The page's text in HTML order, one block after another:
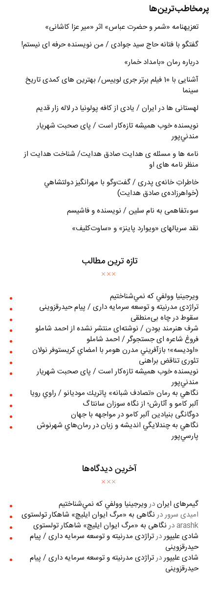
پرمخاطب‌ترین‌ها
تعزیه‎نامه‏ «شمر و حضرت عباس» اثر «میر عزا کاشانی»
گفتگو با فتانه حاج سید جوادی / من نویسنده حرفه ای نیستم!
درباره رمان «بامداد خمار»
آشنایی با 10 فیلم برتر جری لوییس/ بهترین های کمدی تاریخ
سینما
لهستانی ها در ایران / یادی از کافه پولونیا در لاله زار قدیم
نويسنده خوب هميشه تازه‌كار است / پای صحبت شهريار
مندني‌پور
نامه ها و مسئله ی هدایت صادق هدایت/ شناخت هدایت از
منظر نامه های او
خاطراتِ خانه‌ی پدری / گفت‌وگو با مهرانگيز دولتشاهي
(خواهرزاده‌ی صادق هدايت)
سوءتفاهمی به نام سلین / نویسنده و فاشیسم
نقد سریالهای «ویوارد پاینز» و «ساوت‌کلیف»
تازه ترین مطالب
ويرجينيا وولفي كه نمي‌شناختيم
تراژدی مدرنیته و توسعه سرمایه داری / پیام حیدرقزوینی
سقوط در چاه بی‌منطقی
شرف هنرمند بودن / نوشته‌ای منتشر نشده از احمد شاملو
فروغ شاعره ای جستجوگر / احمد شاملو
«اوديسه»؛ بازآفريني مدرن هومر با امضاي كريستوفر نولان
تئوری تناقض براهنی
نويسنده خوب هميشه تازه‌كار است / پای صحبت شهريار
مندني‌پور
نگاهي به رمان «تصادف شبانه» پاتريك موديانو / راوي رويا
آلبر کامو و آثارش؛ از نگاه سوزان سانتاگ
دوگانگی بنیادین آلبر کامو در مواجهه با جهان
نگاهي به چندلايگي انديشه و زبان در رمان‌هاي شهرنوش
پارسي‌پور
آخرین دیدگاه‌ها
گیمرهای ایراندرويرجينيا وولفي كه نمي‌شناختيم
امیدی سروردر نگاهی به «مرگ ايوان ايليچ» شاهکار تولستوی
arashkدر نگاهی به «مرگ ايوان ايليچ» شاهکار تولستوی
شادی علیپوردرتراژدی مدرنیته و توسعه سرمایه داری / پیام
حیدرقزوینی
شادی علیپوردرتراژدی مدرنیته و توسعه سرمایه داری / پیام
حیدرقزوینی